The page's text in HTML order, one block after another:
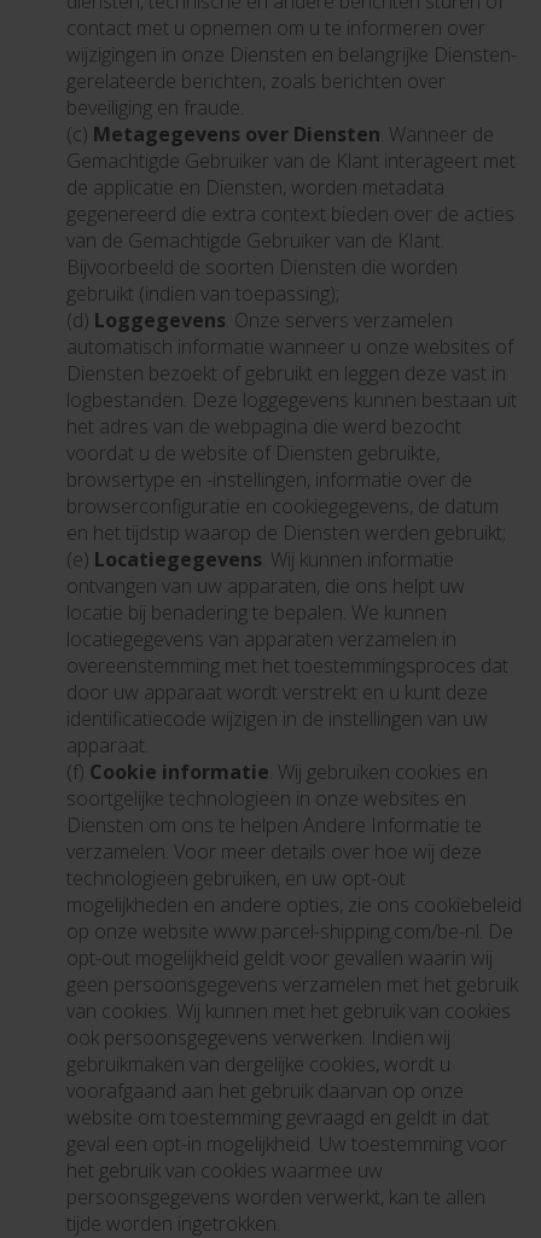
contact met u opnemen om u te informeren over
wijzigingen in onze Diensten en belangrijke Diensten-
gerelateerde berichten, zoals berichten over
beveiliging en fraude.
(c) Metagegevens over Diensten. Wanneer de
Gemachtigde Gebruiker van de Klant interageert met
de applicatie en Diensten, worden metadata
gegenereerd die extra context bieden over de acties
van de Gemachtigde Gebruiker van de Klant.
Bijvoorbeeld de soorten Diensten die worden
gebruikt (indien van toepassing);
(d) Loggegevens. Onze servers verzamelen
automatisch informatie wanneer u onze websites of
Diensten bezoekt of gebruikt en leggen deze vast in
logbestanden. Deze loggegevens kunnen bestaan uit
het adres van de webpagina die werd bezocht
voordat u de website of Diensten gebruikte,
browsertype en -instellingen, informatie over de
browserconfiguratie en cookiegegevens, de datum
en het tijdstip waarop de Diensten werden gebruikt;
(e) Locatiegegevens. Wij kunnen informatie
ontvangen van uw apparaten, die ons helpt uw
locatie bij benadering te bepalen. We kunnen
locatiegegevens van apparaten verzamelen in
overeenstemming met het toestemmingsproces dat
door uw apparaat wordt verstrekt en u kunt deze
identificatiecode wijzigen in de instellingen van uw
apparaat.
(f) Cookie informatie. Wij gebruiken cookies en
soortgelijke technologieën in onze websites en
Diensten om ons te helpen Andere Informatie te
verzamelen. Voor meer details over hoe wij deze
technologieën gebruiken, en uw opt-out
mogelijkheden en andere opties, zie ons cookiebeleid
op onze website www.parcel-shipping.com/be-nl. De
opt-out mogelijkheid geldt voor gevallen waarin wij
geen persoonsgegevens verzamelen met het gebruik
van cookies. Wij kunnen met het gebruik van cookies
ook persoonsgegevens verwerken. Indien wij
gebruikmaken van dergelijke cookies, wordt u
voorafgaand aan het gebruik daarvan op onze
website om toestemming gevraagd en geldt in dat
geval een opt-in mogelijkheid. Uw toestemming voor
het gebruik van cookies waarmee uw
persoonsgegevens worden verwerkt, kan te allen
tijde worden ingetrokken.